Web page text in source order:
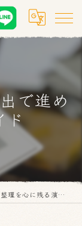
で進め
ド
心に残る演出で進めるための実践ガイド